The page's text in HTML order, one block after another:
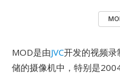
MOD是由JVC开发的视频
储的摄像机中，特别是